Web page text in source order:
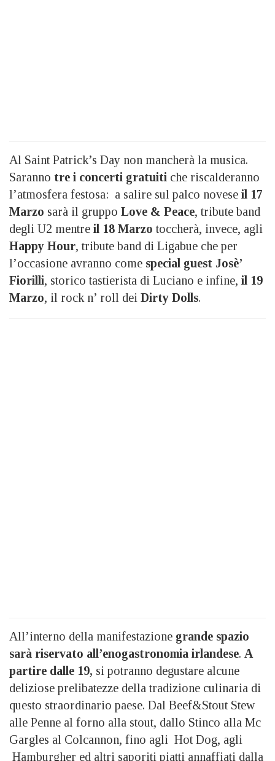
Al Saint Patrick’s Day non mancherà la musica.
Saranno tre i concerti gratuiti che riscalderanno
l’atmosfera festosa: a salire sul palco novese il 17
Marzo sarà il gruppo Love & Peace, tribute band
degli U2 mentre il 18 Marzo toccherà, invece, agli
Happy Hour, tribute band di Ligabue che per
l’occasione avranno come special guest Josè’
Fiorilli, storico tastierista di Luciano e infine, il 19
Marzo, il rock n’ roll dei Dirty Dolls.
All’interno della manifestazione grande spazio
sarà riservato all’enogastronomia irlandese. A
partire dalle 19, si potranno degustare alcune
deliziose prelibatezze della tradizione culinaria di
questo straordinario paese. Dal Beef&Stout Stew
alle Penne al forno alla stout, dallo Stinco alla Mc
Gargles al Colcannon, fino agli Hot Dog, agli
Hamburgher ed altri saporiti piatti annaffiati dalla